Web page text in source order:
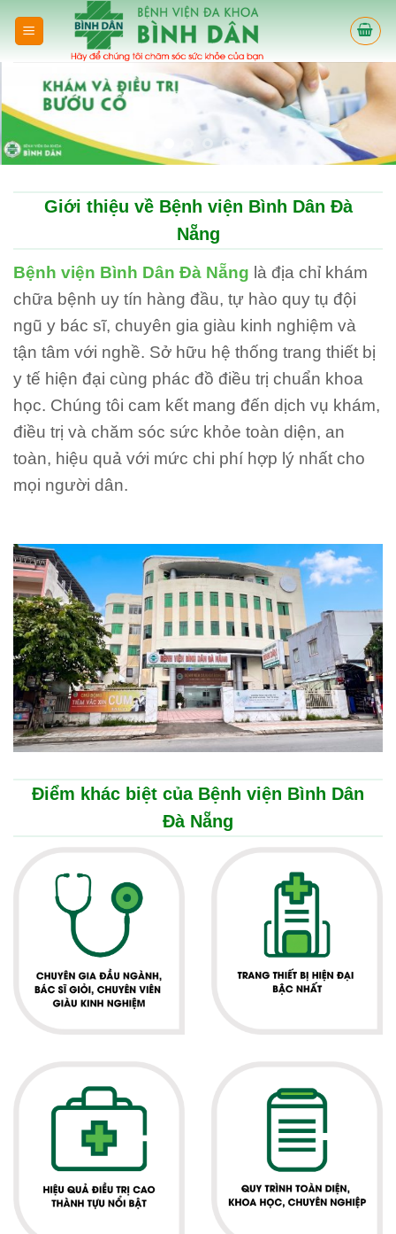
Giới thiệu về Bệnh viện Bình Dân Đà
Nẵng
Bệnh viện Bình Dân Đà Nẵng là địa chỉ khám
chữa bệnh uy tín hàng đầu, tự hào quy tụ đội
ngũ y bác sĩ, chuyên gia giàu kinh nghiệm và
tận tâm với nghề. Sở hữu hệ thống trang thiết bị
y tế hiện đại cùng phác đồ điều trị chuẩn khoa
học. Chúng tôi cam kết mang đến dịch vụ khám,
điều trị và chăm sóc sức khỏe toàn diện, an
toàn, hiệu quả với mức chi phí hợp lý nhất cho
mọi người dân.
Điểm khác biệt của Bệnh viện Bình Dân
Đà Nẵng